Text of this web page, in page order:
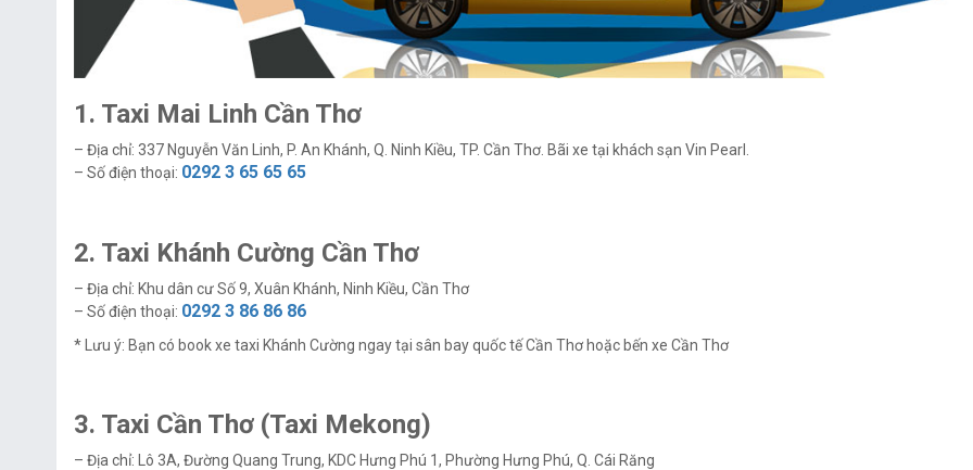
1. Taxi Mai Linh Cần Thơ
– Địa chỉ: 337 Nguyễn Văn Linh, P. An Khánh, Q. Ninh Kiều, TP. Cần Thơ. Bãi xe tại khách sạn Vin Pearl.
– Số điện thoại: 0292 3 65 65 65
2. Taxi Khánh Cường Cần Thơ
– Địa chỉ: Khu dân cư Số 9, Xuân Khánh, Ninh Kiều, Cần Thơ
– Số điện thoại: 0292 3 86 86 86
* Lưu ý: Bạn có book xe taxi Khánh Cường ngay tại sân bay quốc tế Cần Thơ hoặc bến xe Cần Thơ
3. Taxi Cần Thơ (Taxi Mekong)
– Địa chỉ: Lô 3A, Đường Quang Trung, KDC Hưng Phú 1, Phường Hưng Phú, Q. Cái Răng